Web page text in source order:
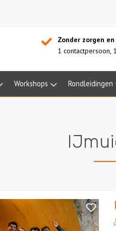
Zonder zorgen
1 contactpersoon,
Workshops Rondleidingen